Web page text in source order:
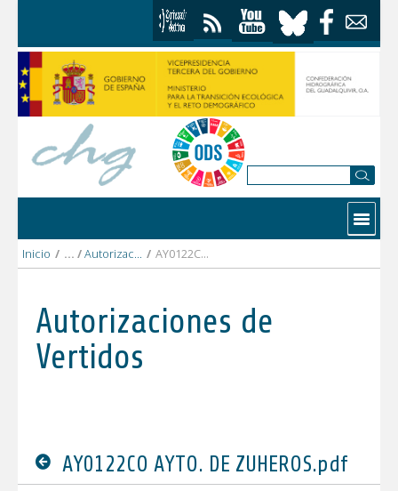
Contactar
Inicio / Autorizaciones Vertidos / AY0122CO AYTO. DE ZUHEROS.pdf
Autorizaciones de
Vertidos
AY0122CO AYTO. DE ZUHEROS.pdf